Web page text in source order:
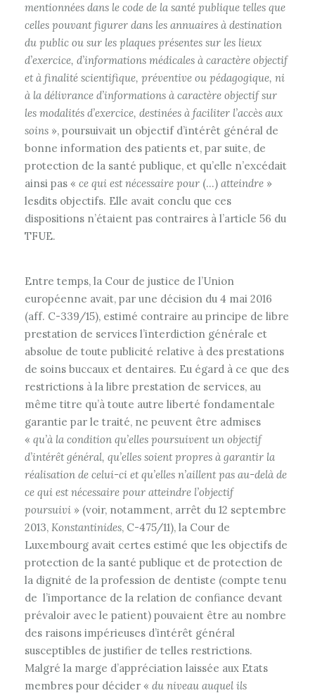
mentionnées dans le code de la santé publique telles que
celles pouvant figurer dans les annuaires à destination
du public ou sur les plaques présentes sur les lieux
d’exercice, d’informations médicales à caractère objectif
et à finalité scientifique, préventive ou pédagogique, ni
à la délivrance d’informations à caractère objectif sur
les modalités d’exercice, destinées à faciliter l’accès aux
soins », poursuivait un objectif d’intérêt général de
bonne information des patients et, par suite, de
protection de la santé publique, et qu’elle n’excédait
ainsi pas « ce qui est nécessaire pour (…) atteindre »
lesdits objectifs. Elle avait conclu que ces
dispositions n’étaient pas contraires à l’article 56 du
TFUE.
Entre temps, la Cour de justice de l’Union
européenne avait, par une décision du 4 mai 2016
(aff. C-339/15), estimé contraire au principe de libre
prestation de services l’interdiction générale et
absolue de toute publicité relative à des prestations
de soins buccaux et dentaires. Eu égard à ce que des
restrictions à la libre prestation de services, au
même titre qu’à toute autre liberté fondamentale
garantie par le traité, ne peuvent être admises
« qu’à la condition qu’elles poursuivent un objectif
d’intérêt général, qu’elles soient propres à garantir la
réalisation de celui-ci et qu’elles n’aillent pas au-delà de
ce qui est nécessaire pour atteindre l’objectif
poursuivi » (voir, notamment, arrêt du 12 septembre
2013, Konstantinides, C-475/11), la Cour de
Luxembourg avait certes estimé que les objectifs de
protection de la santé publique et de protection de
la dignité de la profession de dentiste (compte tenu
de l’importance de la relation de confiance devant
prévaloir avec le patient) pouvaient être au nombre
des raisons impérieuses d’intérêt général
susceptibles de justifier de telles restrictions.
Malgré la marge d’appréciation laissée aux Etats
membres pour décider « du niveau auquel ils